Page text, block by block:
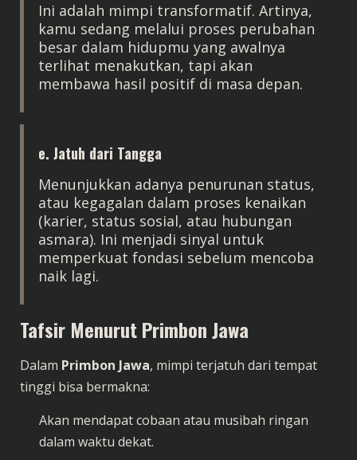
Ini adalah mimpi transformatif. Artinya,
kamu sedang melalui proses perubahan
besar dalam hidupmu yang awalnya
terlihat menakutkan, tapi akan
membawa hasil positif di masa depan.
e. Jatuh dari Tangga
Menunjukkan adanya penurunan status,
atau kegagalan dalam proses kenaikan
(karier, status sosial, atau hubungan
asmara). Ini menjadi sinyal untuk
memperkuat fondasi sebelum mencoba
naik lagi.
Tafsir Menurut Primbon Jawa
Dalam Primbon Jawa, mimpi terjatuh dari tempat
tinggi bisa bermakna:
Akan mendapat cobaan atau musibah ringan
dalam waktu dekat.